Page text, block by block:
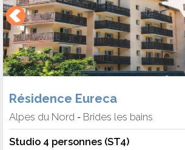
Résidence Eureca
Alpes du Nord - Brides les bains
Studio 4 personnes (ST4)